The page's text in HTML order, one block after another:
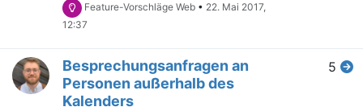
Feature-Vorschläge Web • 22. Mai 2017,
12:37
Besprechungsanfragen an
Personen außerhalb des
Kalenders
5